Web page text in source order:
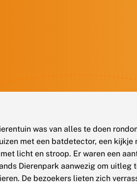
was van alles te doen
met een batdetector, een
licht en stroop. Er waren een
Dierenpark aanwezig om uitleg
De bezoekers lieten zich